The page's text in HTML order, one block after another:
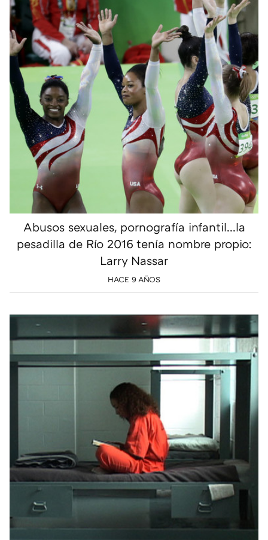
Abusos sexuales, pornografía infantil...la
pesadilla de Río 2016 tenía nombre propio:
Larry Nassar
HACE 9 AÑOS